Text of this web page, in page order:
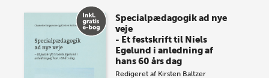
Specialpædagogik ad nye
veje
- Et festskrift til Niels
Egelund i anledning af
hans 60 års dag
Redigeret af Kirsten Baltzer